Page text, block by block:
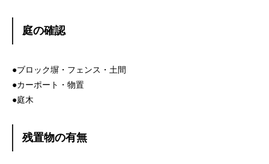
庭の確認
●ブロック塀・フェンス・土間
●カーポート・物置
●庭木
残置物の有無